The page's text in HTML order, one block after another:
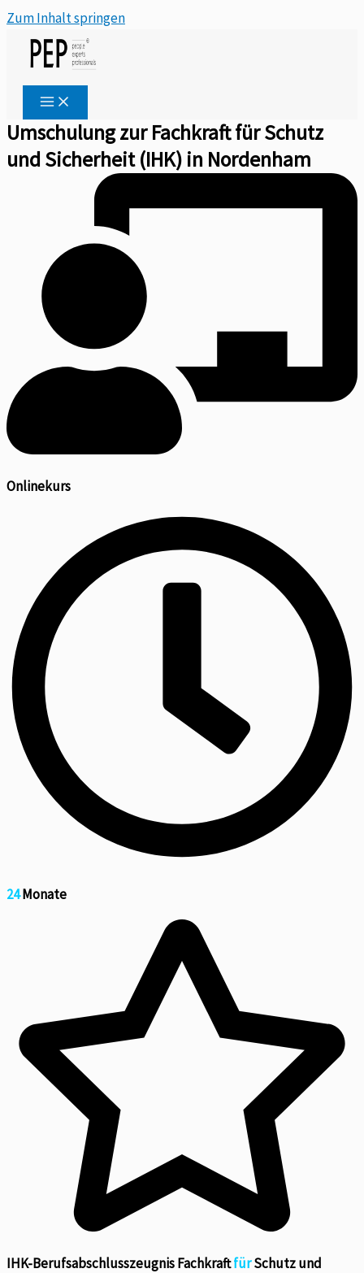
Zum Inhalt springen
Umschulung zur Fachkraft für Schutz
und Sicherheit (IHK) in Nordenham
Onlinekurs
24Monate
IHK-Berufsabschlusszeugnis FachkraftfürSchutz und